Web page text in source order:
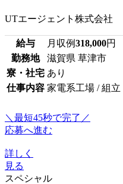
UTエージェント株式会社
給与 月収例318,000円
勤務地
滋賀県 草津市
寮・社宅 あり
仕事内容 家電系工場 / 組
＼最短45秒で完了／
応募へ進む
詳しく
見る
スペシャル